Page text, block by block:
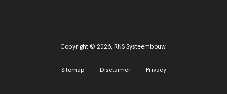
Copyright © 2026, RNS Systeembouw
Sitemap Disclaimer Privacy